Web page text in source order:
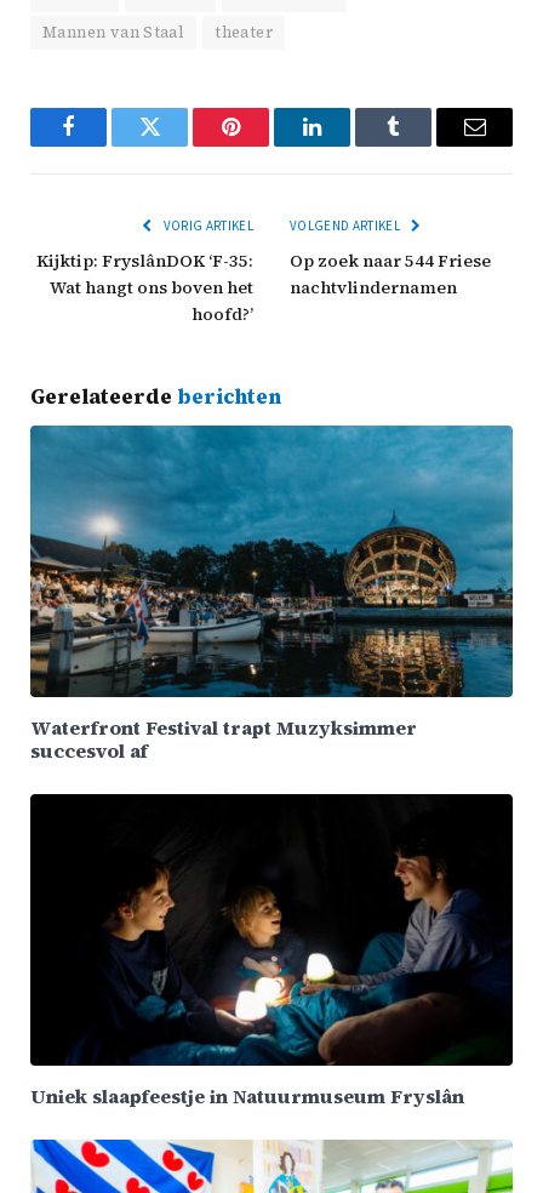
Mannen van Staal
theater
FacebookTwitter Pinterest LinkedInTumblr Email
VORIG ARTIKEL
Kijktip: FryslânDOK ‘F-35:
Wat hangt ons boven het
hoofd?’
VOLGEND ARTIKEL
Op zoek naar 544 Friese
nachtvlindernamen
Gerelateerde berichten
Waterfront Festival trapt Muzyksimmer
succesvol af
Uniek slaapfeestje in Natuurmuseum Fryslân